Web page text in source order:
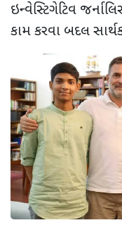
ઇન્વેસ્ટિગેટિવ
કામ કરવા બદલ